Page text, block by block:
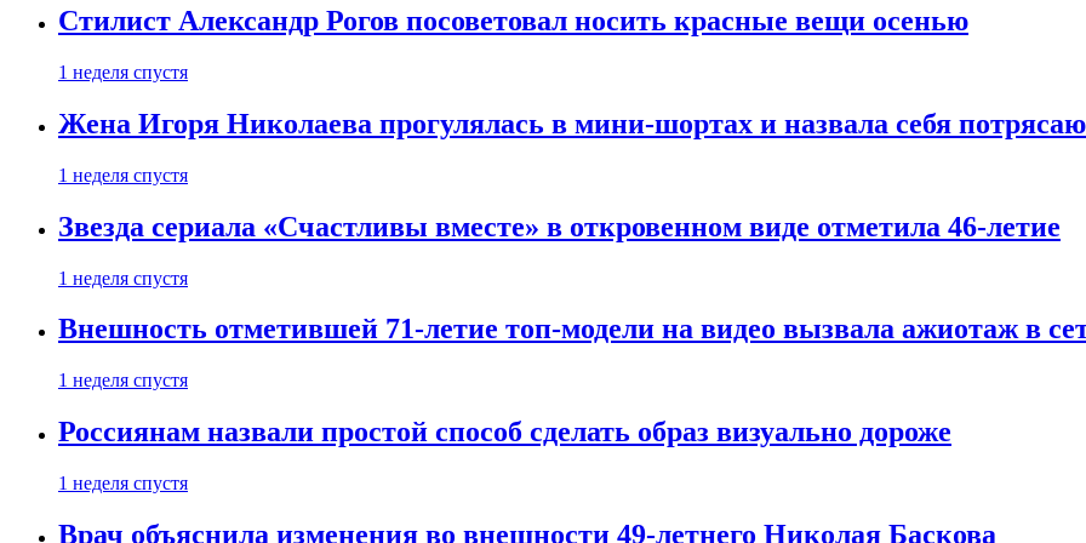
Стилист Александр Рогов посоветовал носить красные вещи осенью
1 неделя спустя
Жена Игоря Николаева прогулялась в мини-шортах и назвала себя
1 неделя спустя
Звезда сериала «Счастливы вместе» в откровенном виде отметила 46-летие
1 неделя спустя
Внешность отметившей 71-летие топ-модели на видео вызвала ажиотаж в
1 неделя спустя
Россиянам назвали простой способ сделать образ визуально дороже
1 неделя спустя
Врач объяснила изменения во внешности 49-летнего Николая Баскова